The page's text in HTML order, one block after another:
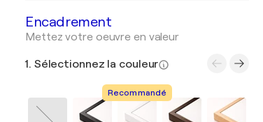
Encadrement
Mettez votre oeuvre en valeur
1. Sélectionnez la couleur
Recommandé